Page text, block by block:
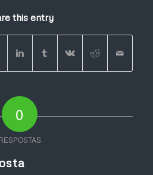
this entry
0